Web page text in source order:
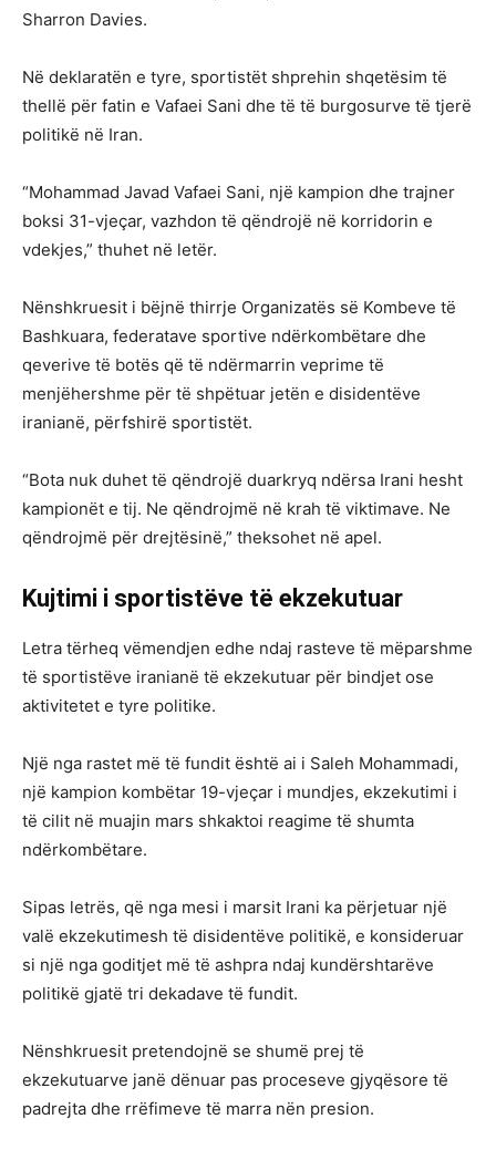
Sharron Davies.
Në deklaratën e tyre, sportistët shprehin shqetësim të
thellë për fatin e Vafaei Sani dhe të të burgosurve të tjerë
politikë në Iran.
“Mohammad Javad Vafaei Sani, një kampion dhe trajner
boksi 31-vjeçar, vazhdon të qëndrojë në korridorin e
vdekjes,” thuhet në letër.
Nënshkruesit i bëjnë thirrje Organizatës së Kombeve të
Bashkuara, federatave sportive ndërkombëtare dhe
qeverive të botës që të ndërmarrin veprime të
menjëhershme për të shpëtuar jetën e disidentëve
iranianë, përfshirë sportistët.
“Bota nuk duhet të qëndrojë duarkryq ndërsa Irani hesht
kampionët e tij. Ne qëndrojmë në krah të viktimave. Ne
qëndrojmë për drejtësinë,” theksohet në apel.
Kujtimi i sportistëve të ekzekutuar
Letra tërheq vëmendjen edhe ndaj rasteve të mëparshme
të sportistëve iranianë të ekzekutuar për bindjet ose
aktivitetet e tyre politike.
Një nga rastet më të fundit është ai i Saleh Mohammadi,
një kampion kombëtar 19-vjeçar i mundjes, ekzekutimi i
të cilit në muajin mars shkaktoi reagime të shumta
ndërkombëtare.
Sipas letrës, që nga mesi i marsit Irani ka përjetuar një
valë ekzekutimesh të disidentëve politikë, e konsideruar
si një nga goditjet më të ashpra ndaj kundërshtarëve
politikë gjatë tri dekadave të fundit.
Nënshkruesit pretendojnë se shumë prej të
ekzekutuarve janë dënuar pas proceseve gjyqësore të
padrejta dhe rrëfimeve të marra nën presion.